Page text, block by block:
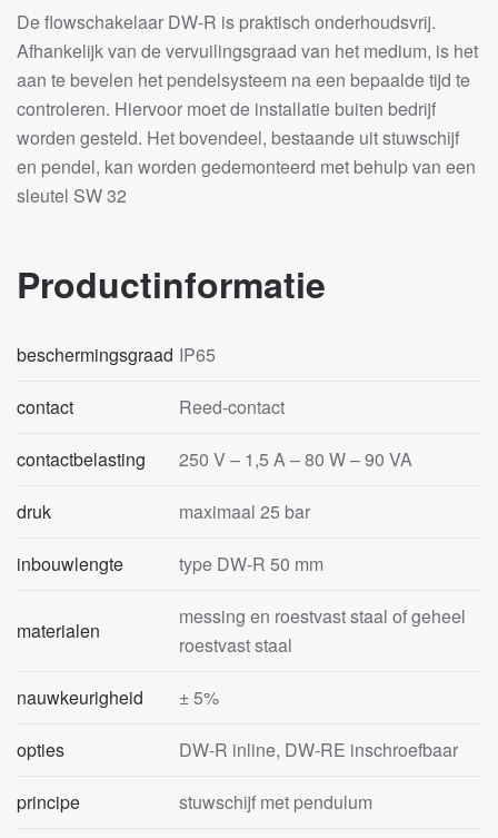
De flowschakelaar DW-R is praktisch onderhoudsvrij.
Afhankelijk van de vervuilingsgraad van het medium, is het
aan te bevelen het pendelsysteem na een bepaalde tijd te
controleren. Hiervoor moet de installatie buiten bedrijf
worden gesteld. Het bovendeel, bestaande uit stuwschijf
en pendel, kan worden gedemonteerd met behulp van een
sleutel SW 32
Productinformatie
beschermingsgraad IP65
contact Reed-contact
contactbelasting 250 V – 1,5 A – 80 W – 90 VA
druk maximaal 25 bar
inbouwlengte type DW-R 50 mm
materialen
messing en roestvast staal of geheel
roestvast staal
nauwkeurigheid ± 5%
opties DW-R inline, DW-RE inschroefbaar
principe stuwschijf met pendulum